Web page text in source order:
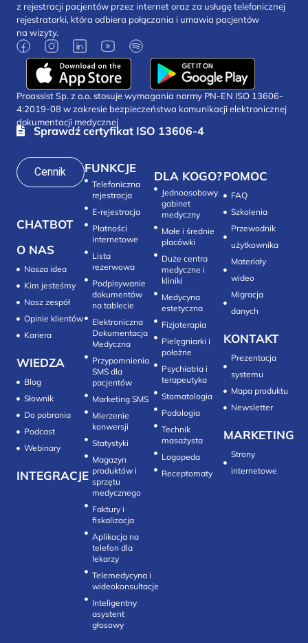
z rejestracji pacjentów przez internet oraz za usługę telefonicznej
rejestratorki, która odbiera połączania i umawia pacjentów
na wizyty.
Proassist Sp. z o.o. stosuje wymagania normy PN-EN ISO 13606-
4:2019-08 w zakresie bezpieczeństwa komunikacji elektronicznej
dokumentacji medycznej
Sprawdź certyfikat ISO 13606-4
Cennik
CHATBOT
O NAS
Nasza idea
Kim jesteśmy
Nasz zespół
Opinie klientów
Kariera
WIEDZA
Blog
Słownik
Do pobrania
Podcast
Webinary
INTEGRACJE
FUNKCJE
Telefoniczna
rejestracja
E-rejestracja
Płatności
internetowe
Lista
rezerwowa
Podpisywanie
dokumentów
na tablecie
Elektroniczna
Dokumentacja
Medyczna
Przypomnienia
SMS dla
pacjentów
Marketing SMS
Mierzenie
konwersji‎
Statystyki
Magazyn
produktów i
sprzętu
medycznego
Faktury i
fiskalizacja
Aplikacja na
telefon dla
lekarzy
Telemedycyna i
wideokonsultacje‎
Inteligentny
asystent
głosowy
DLA KOGO?
Jednoosobowy
gabinet
medyczny
Małe i średnie
placówki
Duże centra
medyczne i
kliniki
Medycyna
estetyczna
Fizjoterapia
Pielęgniarki i
położne
Psychiatria i
terapeutyka
Stomatologia
Technik
masażysta
Logopeda
POMOC
FAQ
Szkolenia
Przewodnik
użytkownika
Materiały
wideo
Migracja
danych
KONTAKT
Prezentacja
systemu
Mapa produktu
Newsletter
MARKETING
Strony
internetowe